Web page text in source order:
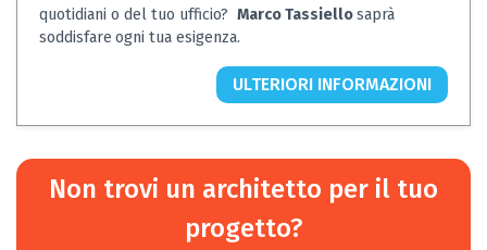
quotidiani o del tuo ufficio? Marco Tassiellosaprà
soddisfare ogni tua esigenza.
ULTERIORI INFORMAZIONI
Non trovi un architetto per il tuo
progetto?